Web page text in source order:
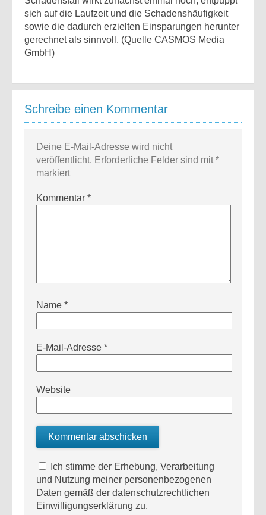
sich auf die Laufzeit und die Schadenshäufigkeit
sowie die dadurch erzielten Einsparungen herunter
gerechnet als sinnvoll. (Quelle CASMOS Media
GmbH)
Schreibe einen Kommentar
Deine E-Mail-Adresse wird nicht
veröffentlicht. Erforderliche Felder sind mit*
markiert
Kommentar *
Name *
E-Mail-Adresse *
Website
Ich stimme der Erhebung, Verarbeitung
und Nutzung meiner personenbezogenen
Daten gemäß der datenschutzrechtlichen
Einwilligungserklärung zu.